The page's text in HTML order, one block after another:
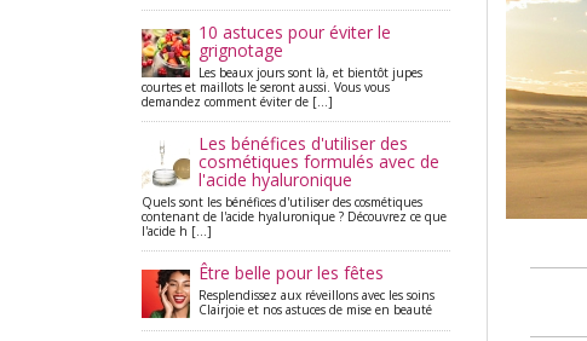
10 astuces pour éviter le
grignotage
Les beaux jours sont là, et bientôt jupes
courtes et maillots le seront aussi. Vous vous
demandez comment éviter de [...]
Les bénéfices d'utiliser des
cosmétiques formulés avec de
l'acide hyaluronique
Quels sont les bénéfices d'utiliser des cosmétiques
contenant de l'acide hyaluronique ? Découvrez ce que
l'acide h [...]
Être belle pour les fêtes
Resplendissez aux réveillons avec les soins
Clairjoie et nos astuces de mise en beauté